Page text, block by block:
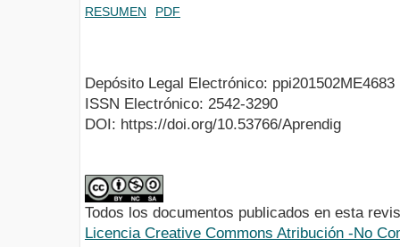
RESUMEN PDF
Depósito Legal Electrónico: ppi201502ME4683
ISSN Electrónico: 2542-3290
DOI: https://doi.org/10.53766/Aprendig
Todos los documentos publicados en esta
Licencia Creative Commons Atribución -No